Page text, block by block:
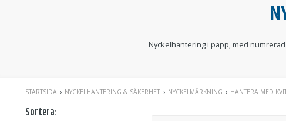
Nyckelhantering i papp, med
STARTSIDA NYCKELHANTERING & SÄKERHET NYCKELMÄRKNING HANTERA MED
Sortera: